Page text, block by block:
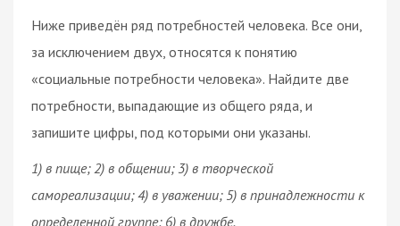
Ниже приведён ряд потребностей человека. Все они,
за исключением двух, относятся к понятию
«социальные потребности человека». Найдите две
потребности, выпадающие из общего ряда, и
запишите цифры, под которыми они указаны.
1) в пище; 2) в общении; 3) в творческой
самореализации; 4) в уважении; 5) в принадлежности к
определенной группе; 6) в дружбе.